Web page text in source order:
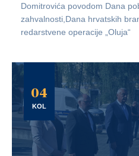
Domitrovića povodom Dana
zahvalnosti,Dana hrvatskih
redarstvene operacije „Oluja“
04
KOL